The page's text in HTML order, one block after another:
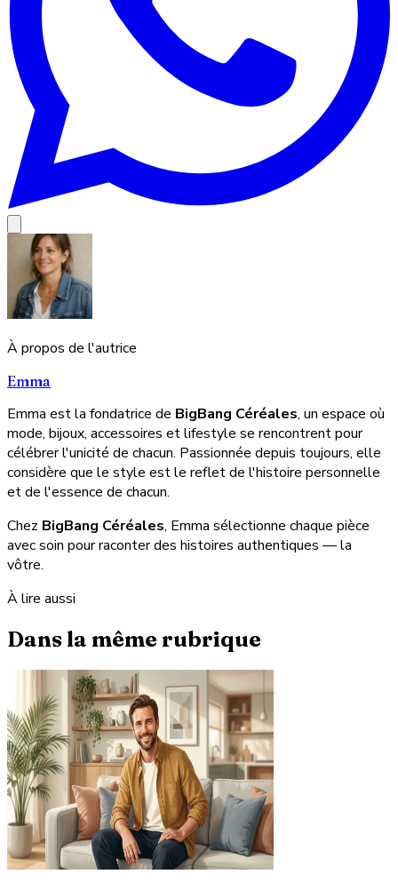
À propos de l'autrice
Emma
Emma est la fondatrice de BigBang Céréales, un espace où
mode, bijoux, accessoires et lifestyle se rencontrent pour
célébrer l'unicité de chacun. Passionnée depuis toujours, elle
considère que le style est le reflet de l'histoire personnelle
et de l'essence de chacun.
Chez BigBang Céréales, Emma sélectionne chaque pièce
avec soin pour raconter des histoires authentiques — la
vôtre.
À lire aussi
Dans la même rubrique